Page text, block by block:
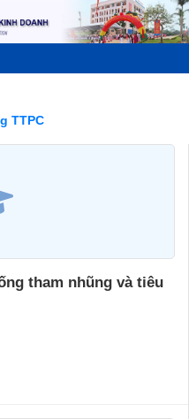
TTPC
tham nhũng và tiêu